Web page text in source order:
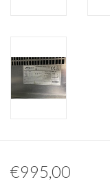
€995,00